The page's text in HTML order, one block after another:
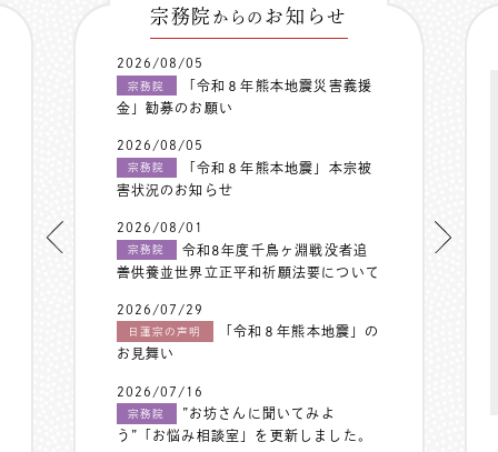
宗務院 からの お知らせ
2026/08/05
宗務院
「令和８年熊本地震災害義援
金」勧募のお願い
2026/08/05
宗務院
「令和８年熊本地震」本宗被
害状況のお知らせ
2026/08/01
宗務院
令和8年度千鳥ヶ淵戦没者追
善供養並世界立正平和祈願法要について
2026/07/29
日蓮宗の声明
「令和８年熊本地震」の
お見舞い
2026/07/16
宗務院
”お坊さんに聞いてみよ
う”「お悩み相談室」を更新しました。